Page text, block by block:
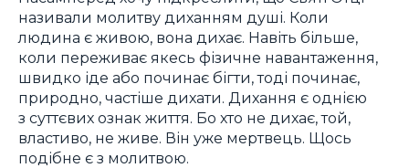
називали молитву диханням душі. Коли
людина є живою, вона дихає. Навіть більше,
коли переживає якесь фізичне навантаження,
швидко іде або починає бігти, тоді починає,
природно, частіше дихати. Дихання є однією
з суттєвих ознак життя. Бо хто не дихає, той,
властиво, не живе. Він уже мертвець. Щось
подібне є з молитвою.